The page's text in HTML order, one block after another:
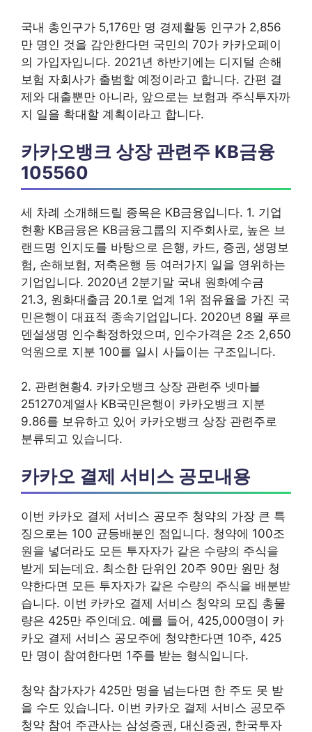
국내 총인구가 5,176만 명 경제활동 인구가 2,856
만 명인 것을 감안한다면 국민의 70가 카카오페이
의 가입자입니다. 2021년 하반기에는 디지털 손해
보험 자회사가 출범할 예정이라고 합니다. 간편 결
제와 대출뿐만 아니라, 앞으로는 보험과 주식투자까
지 일을 확대할 계획이라고 합니다.
카카오뱅크 상장 관련주 KB금융
105560
세 차례 소개해드릴 종목은 KB금융입니다. 1. 기업
현황 KB금융은 KB금융그룹의 지주회사로, 높은 브
랜드명 인지도를 바탕으로 은행, 카드, 증권, 생명보
험, 손해보험, 저축은행 등 여러가지 일을 영위하는
기업입니다. 2020년 2분기말 국내 원화예수금
21.3, 원화대출금 20.1로 업계 1위 점유율을 가진 국
민은행이 대표적 종속기업입니다. 2020년 8월 푸르
덴셜생명 인수확정하였으며, 인수가격은 2조 2,650
억원으로 지분 100를 일시 사들이는 구조입니다.
2. 관련현황4. 카카오뱅크 상장 관련주 넷마블
251270계열사 KB국민은행이 카카오뱅크 지분
9.86를 보유하고 있어 카카오뱅크 상장 관련주로
분류되고 있습니다.
카카오 결제 서비스 공모내용
이번 카카오 결제 서비스 공모주 청약의 가장 큰 특
징으로는 100 균등배분인 점입니다. 청약에 100조
원을 넣더라도 모든 투자자가 같은 수량의 주식을
받게 되는데요. 최소한 단위인 20주 90만 원만 청
약한다면 모든 투자자가 같은 수량의 주식을 배분받
습니다. 이번 카카오 결제 서비스 청약의 모집 총물
량은 425만 주인데요. 예를 들어, 425,000명이 카
카오 결제 서비스 공모주에 청약한다면 10주, 425
만 명이 참여한다면 1주를 받는 형식입니다.
청약 참가자가 425만 명을 넘는다면 한 주도 못 받
을 수도 있습니다. 이번 카카오 결제 서비스 공모주
청약 참여 주관사는 삼성증권, 대신증권, 한국투자